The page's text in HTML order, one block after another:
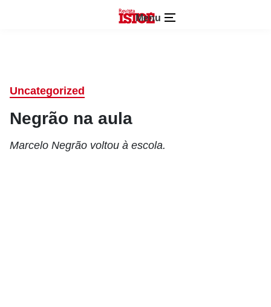
Menu
Uncategorized
Negrão na aula
Marcelo Negrão voltou à escola.